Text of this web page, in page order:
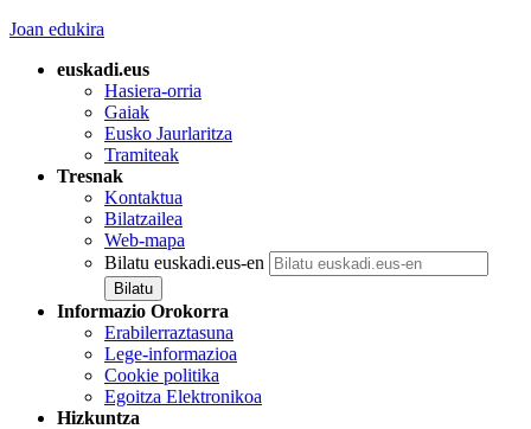
Joan edukira
euskadi.eus
Hasiera-orria
Gaiak
Eusko Jaurlaritza
Tramiteak
Tresnak
Kontaktua
Bilatzailea
Web-mapa
Bilatu euskadi.eus-en
Informazio Orokorra
Erabilerraztasuna
Lege-informazioa
Cookie politika
Egoitza Elektronikoa
Hizkuntza